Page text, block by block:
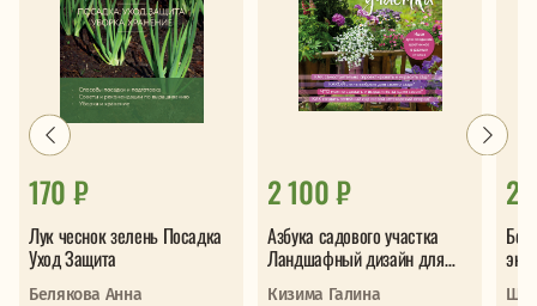
170 ₽
Лук чеснок зелень Посадка
Уход Защита
Белякова Анна
2 100 ₽
Азбука садового участка
Ландшафный дизайн для
начинающих
Кизима Галина
2